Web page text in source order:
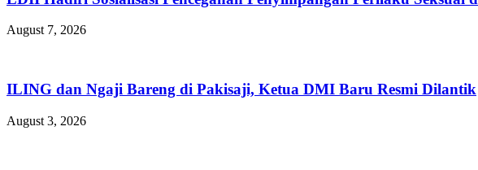
August 7, 2026
ILING dan Ngaji Bareng di Pakisaji, Ketua DMI Baru Resmi Dilantik
August 3, 2026